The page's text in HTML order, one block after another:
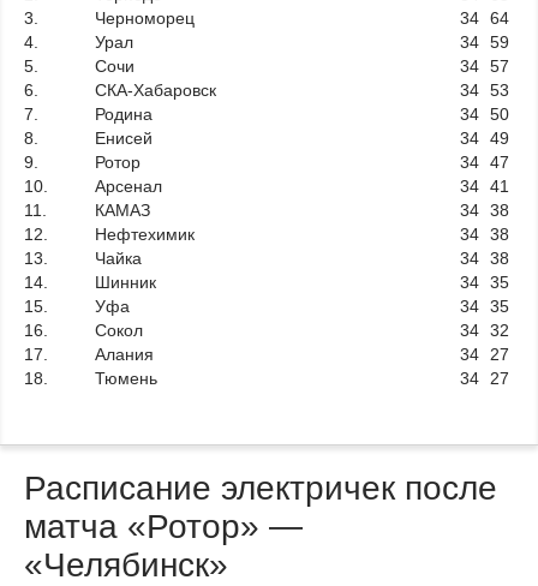
3.
Черноморец 34 64
4.
Урал 34 59
5.
Сочи 34 57
6.
СКА-Хабаровск 34 53
7.
Родина 34 50
8.
Енисей 34 49
9.
Ротор 34 47
10.
Арсенал 34 41
11.
КАМАЗ 34 38
12.
Нефтехимик 34 38
13.
Чайка 34 38
14.
Шинник 34 35
15.
Уфа 34 35
16.
Сокол 34 32
17.
Алания 34
27
18.
Тюмень 34 27
Расписание электричек после
матча «Ротор» —
«Челябинск»